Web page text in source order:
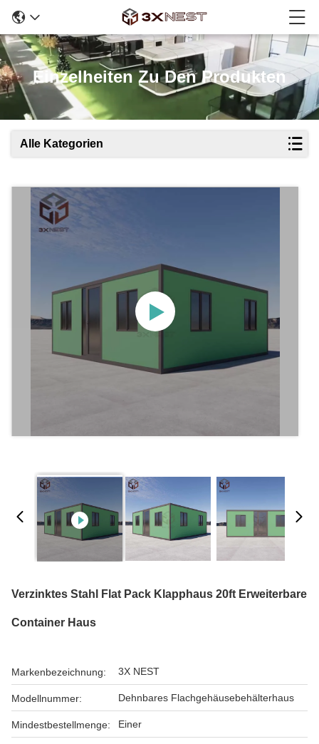
Einzelheiten Zu Den Produkten
Alle Kategorien
Verzinktes Stahl Flat Pack Klapphaus 20ft Erweiterbare
Container Haus
Markenbezeichnung: 3X NEST
Modellnummer: Dehnbares Flachgehäusebehälterhaus
Mindestbestellmenge: Einer